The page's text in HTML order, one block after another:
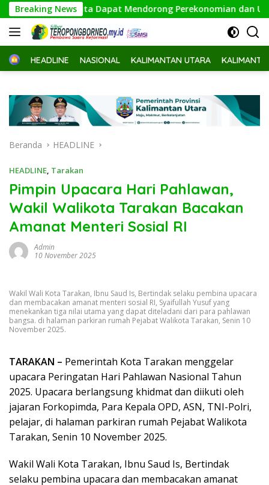
Langsung
ke
konten
Breaking News
Dapat Mendorong Perekonomian dan UMKM
HomeHEADLINE NASIONAL KALIMANTAN UTARA
Beranda HEADLINE
HEADLINE, Tarakan
Pimpin Upacara Hari Pahlawan,
Wakil Walikota Tarakan Bacakan
Amanat Menteri Sosial RI
Admin
10 November 2025
Wakil Wali Kota Tarakan, Ibnu Saud Is, Bertindak selaku pembina upacara
dan membacakan amanat menteri sosial RI, Syaifullah Yusuf yang
menekankan tiga nilai utama yang dapat diteladani dari para pahlawan
bangsa. di halaman parkiran rumah Pejabat Walikota Tarakan, Senin 10
November 2025.
TARAKAN – Pemerintah Kota Tarakan menggelar
upacara Peringatan Hari Pahlawan Nasional Tahun
2025. Upacara berlangsung khidmat dan diikuti oleh
jajaran Forkopimda, Para Kepala OPD, ASN, TNI-Polri,
pelajar, di halaman parkiran rumah Pejabat Walikota
Tarakan, Senin 10 November 2025.
Wakil Wali Kota Tarakan, Ibnu Saud Is, Bertindak
selaku pembina upacara dan membacakan amanat